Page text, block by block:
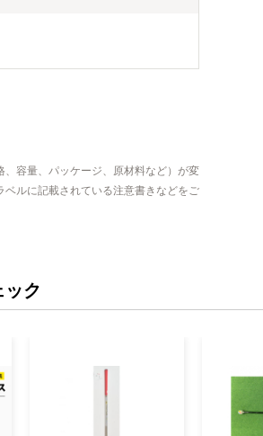
容量、パッケージ、原材料など）が変
ルに記載されている注意書きなどをご
ック